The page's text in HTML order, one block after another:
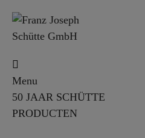
Menu
50 JAAR SCHÜTTE
PRODUCTEN